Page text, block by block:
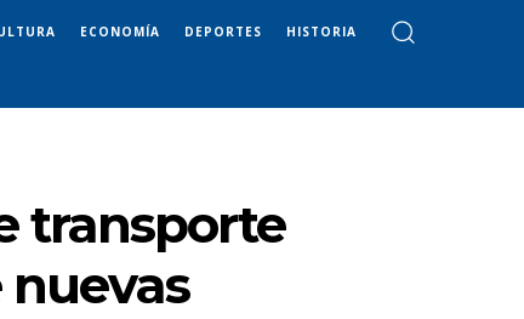
ECONOMÍA DEPORTES HISTORIA
transporte